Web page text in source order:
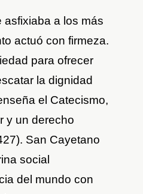
asfixiaba a los más
actuó con firmeza.
para ofrecer
la dignidad
el Catecismo,
y un derecho
San Cayetano
social
del mundo con